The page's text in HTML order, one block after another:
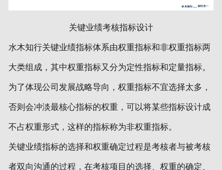
关键业绩考核指标设计
水木知行关键业绩指标体系由权重指标和非权重指标两
大类组成，其中权重指标又分为定性指标和定量指标。
为了体现公司发展战略导向，权重指标不宜选择太多，
否则会冲淡最核心指标的权重，可以将某些指标设计成
不占权重形式，这样的指标称为非权重指标。
关键业绩指标的选择和权重确定过程是考核者与被考核
者双向沟通的过程，在考核项目的选择、权重的确定、